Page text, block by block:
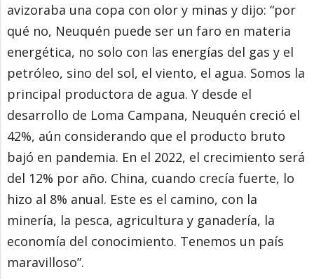
avizoraba una copa con olor y minas y dijo: “por
qué no, Neuquén puede ser un faro en materia
energética, no solo con las energías del gas y el
petróleo, sino del sol, el viento, el agua. Somos la
principal productora de agua. Y desde el
desarrollo de Loma Campana, Neuquén creció el
42%, aún considerando que el producto bruto
bajó en pandemia. En el 2022, el crecimiento será
del 12% por año. China, cuando crecía fuerte, lo
hizo al 8% anual. Este es el camino, con la
minería, la pesca, agricultura y ganadería, la
economía del conocimiento. Tenemos un país
maravilloso”.